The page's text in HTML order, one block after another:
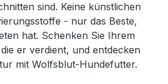
sind. Keine künstlichen
- nur das Beste,
hat. Schenken Sie Ihrem
er verdient, und entdecken
mit Wolfsblut-Hundefutter.